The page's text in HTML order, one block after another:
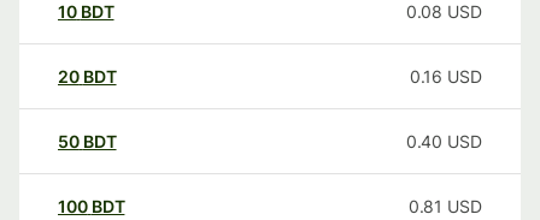
10 BDT 0.08 USD
20 BDT 0.16 USD
50 BDT 0.40 USD
100 BDT 0.81 USD